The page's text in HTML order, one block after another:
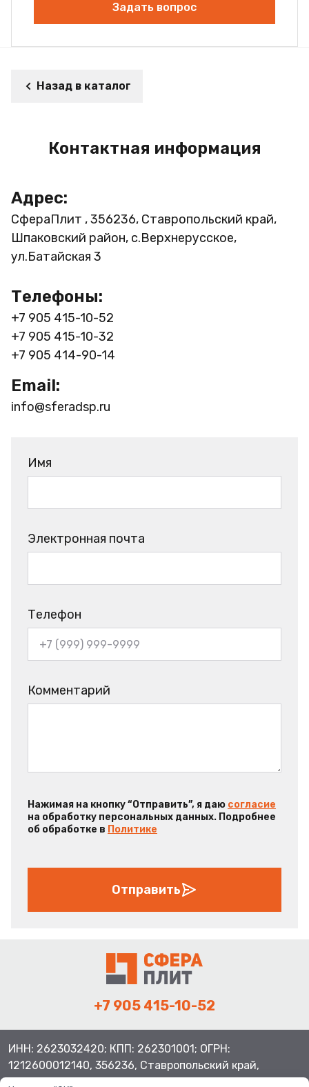
Задать вопрос
Назад в каталог
Контактная информация
Адрес:
СфераПлит , 356236, Ставропольский край,
Шпаковский район, с.Верхнерусское,
ул.Батайская 3
Телефоны:
+7 905 415-10-52
+7 905 415-10-32
+7 905 414-90-14
Email:
info@sferadsp.ru
Имя
Электронная почта
Телефон
Комментарий
Нажимая на кнопку “Отправить”, я даю согласие
на обработку персональных данных. Подробнее
об обработке в Политике
Отправить
+7 905 415-10-52
ИНН: 2623032420; КПП: 262301001; ОГРН:
1212600012140, 356236, Ставропольский край,
Шпаковский район, с.Верхнерусское, ул.Батайская 3